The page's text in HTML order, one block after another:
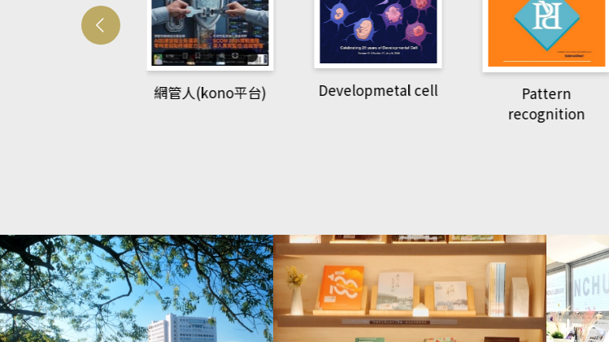
網管人(kono平台) Developmetal cell
Pattern
recognition